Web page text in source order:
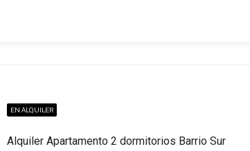
EN ALQUILER
Alquiler Apartamento 2 dormitorios Barrio Sur